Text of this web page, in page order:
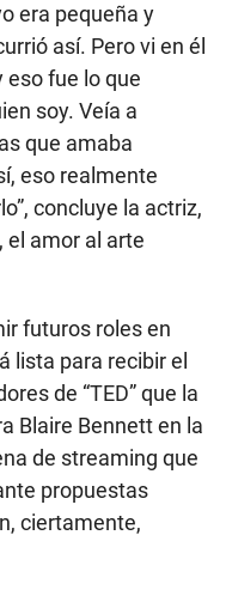
era pequeña y
así. Pero vi en él
eso fue lo que
soy. Veía a
que amaba
eso realmente
concluye la actriz,
amor al arte
futuros roles en
lista para recibir el
de “TED” que la
Blaire Bennett en la
de streaming que
propuestas
ciertamente,